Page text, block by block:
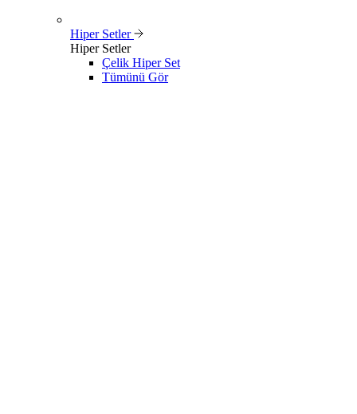
Hiper Setler
Hiper Setler
Çelik Hiper Set
Tümünü Gör